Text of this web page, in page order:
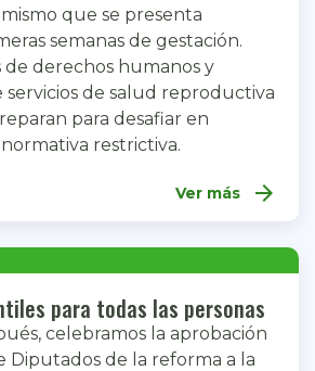
que se presenta
semanas de gestación.
de derechos humanos y
servicios de salud reproductiva
para desafiar en
restrictiva.
Ver más arrow_forward
para todas las personas
celebramos la aprobación
Diputados de la reforma a la